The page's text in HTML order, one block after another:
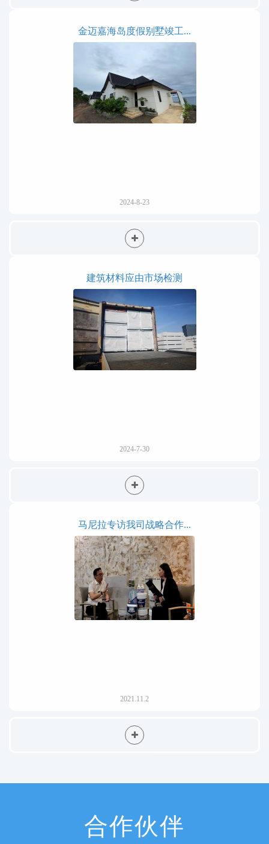
金迈嘉海岛度假别墅竣工...
2024-8-23
建筑材料应由市场检测
2024-7-30
马尼拉专访我司战略合作...
2021.11.2
合作伙伴